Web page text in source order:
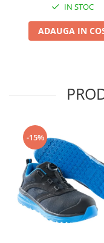
IN STOC
ADAUGA IN
-15%